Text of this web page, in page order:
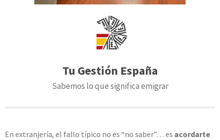
Tu Gestión España
Sabemos lo que significa emigrar
En extranjería, el fallo típico no es “no saber”… es acordarte